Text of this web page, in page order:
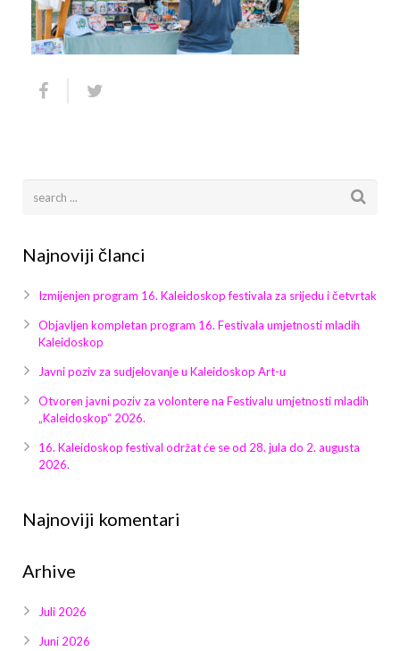
Video 2011
Video 2015
Video 2018
Galerija 2010
Galerija 2014
Galerija 2017
Galerija 2018
Galerija 2019
Galerija 2022
Galerija 2024
Galerija 2025
Arhiva
Najnoviji članci
Izmijenjen program 16. Kaleidoskop festivala za srijedu i četvrtak
Objavljen kompletan program 16. Festivala umjetnosti mladih
Kaleidoskop
Javni poziv za sudjelovanje u Kaleidoskop Art-u
Otvoren javni poziv za volontere na Festivalu umjetnosti mladih
„Kaleidoskop“ 2026.
16. Kaleidoskop festival održat će se od 28. jula do 2. augusta
2026.
Najnoviji komentari
Arhive
Juli 2026
Juni 2026